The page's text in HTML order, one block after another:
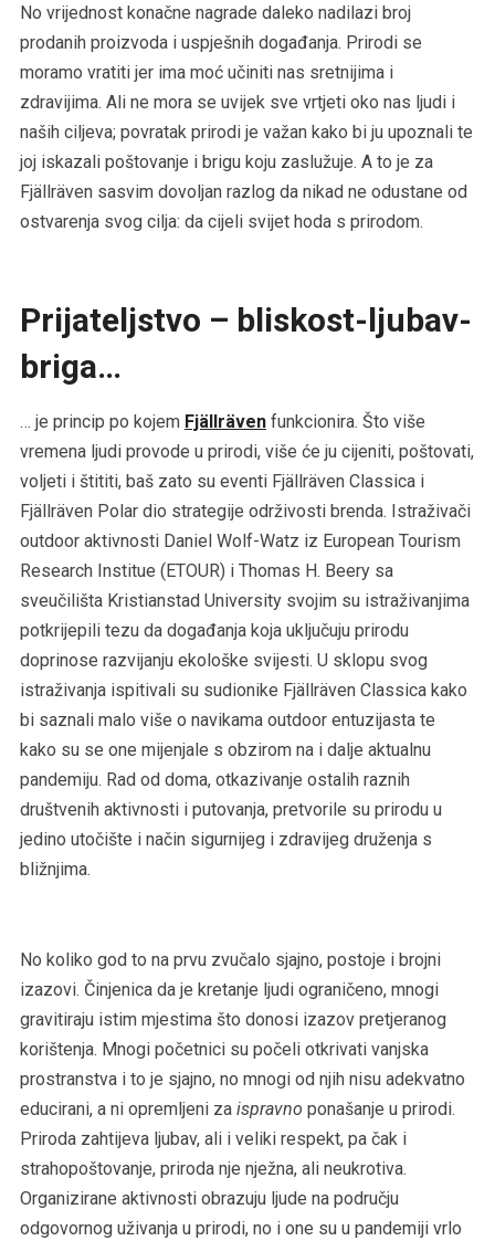
No vrijednost konačne nagrade daleko nadilazi broj
prodanih proizvoda i uspješnih događanja. Prirodi se
moramo vratiti jer ima moć učiniti nas sretnijima i
zdravijima. Ali ne mora se uvijek sve vrtjeti oko nas ljudi i
naših ciljeva; povratak prirodi je važan kako bi ju upoznali te
joj iskazali poštovanje i brigu koju zaslužuje. A to je za
Fjällräven sasvim dovoljan razlog da nikad ne odustane od
ostvarenja svog cilja: da cijeli svijet hoda s prirodom.
Prijateljstvo – bliskost-ljubav-
briga…
… je princip po kojem Fjällrävenfunkcionira. Što više
vremena ljudi provode u prirodi, više će ju cijeniti, poštovati,
voljeti i štititi, baš zato su eventi Fjällräven Classica i
Fjällräven Polar dio strategije održivosti brenda. Istraživači
outdoor aktivnosti Daniel Wolf-Watz iz European Tourism
Research Institue (ETOUR) i Thomas H. Beery sa
sveučilišta Kristianstad University svojim su istraživanjima
potkrijepili tezu da događanja koja uključuju prirodu
doprinose razvijanju ekološke svijesti. U sklopu svog
istraživanja ispitivali su sudionike Fjällräven Classica kako
bi saznali malo više o navikama outdoor entuzijasta te
kako su se one mijenjale s obzirom na i dalje aktualnu
pandemiju. Rad od doma, otkazivanje ostalih raznih
društvenih aktivnosti i putovanja, pretvorile su prirodu u
jedino utočište i način sigurnijeg i zdravijeg druženja s
bližnjima.
No koliko god to na prvu zvučalo sjajno, postoje i brojni
izazovi. Činjenica da je kretanje ljudi ograničeno, mnogi
gravitiraju istim mjestima što donosi izazov pretjeranog
korištenja. Mnogi početnici su počeli otkrivati vanjska
prostranstva i to je sjajno, no mnogi od njih nisu adekvatno
educirani, a ni opremljeni za ispravno ponašanje u prirodi.
Priroda zahtijeva ljubav, ali i veliki respekt, pa čak i
strahopoštovanje, priroda nje nježna, ali neukrotiva.
Organizirane aktivnosti obrazuju ljude na području
odgovornog uživanja u prirodi, no i one su u pandemiji vrlo